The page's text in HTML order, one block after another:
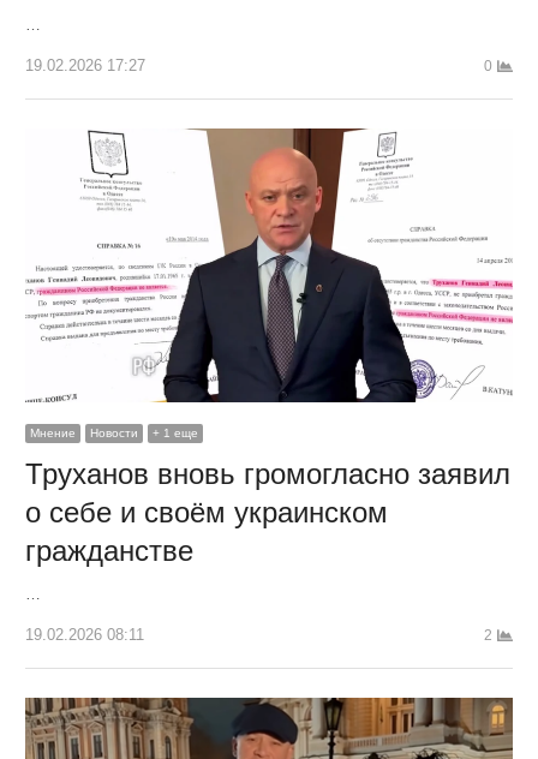
…
19.02.2026 17:27 0
Мнение Новости + 1 еще
Труханов вновь громогласно заявил
о себе и своём украинском
гражданстве
…
19.02.2026 08:11 2